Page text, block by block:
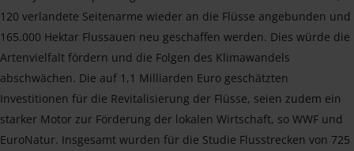
120 verlandete Seitenarme wieder an die Flüsse angebunden und
165.000 Hektar Flussauen neu geschaffen werden. Dies würde die
Artenvielfalt fördern und die Folgen des Klimawandels
abschwächen. Die auf 1,1 Milliarden Euro geschätzten
Investitionen für die Revitalisierung der Flüsse, seien zudem ein
starker Motor zur Förderung der lokalen Wirtschaft, so WWF und
EuroNatur. Insgesamt wurden für die Studie Flusstrecken von 725